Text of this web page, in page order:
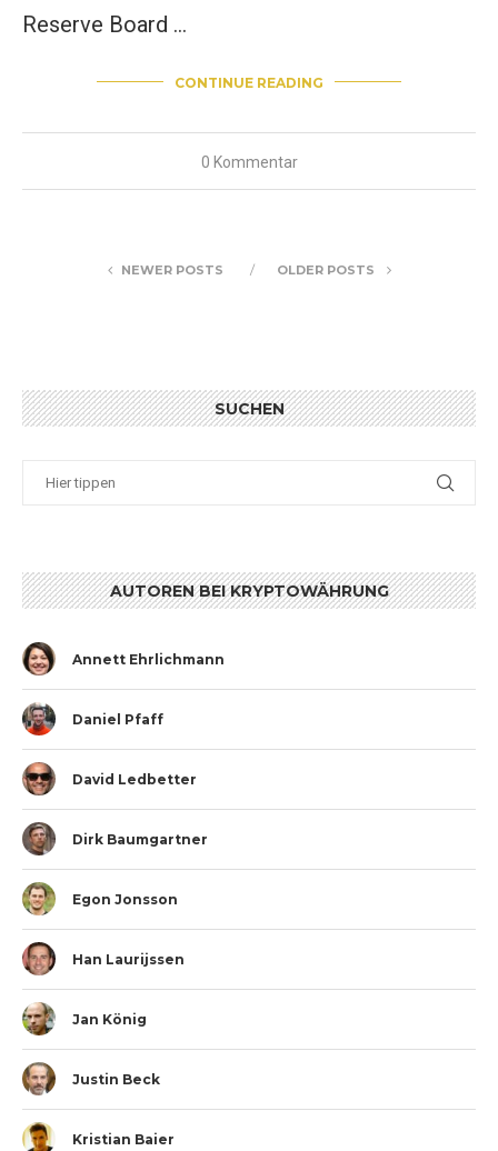
Reserve Board …
CONTINUE READING
0 Kommentar
NEWER POSTS OLDER POSTS
SUCHEN
AUTOREN BEI KRYPTOWÄHRUNG
Annett Ehrlichmann
Daniel Pfaff
David Ledbetter
Dirk Baumgartner
Egon Jonsson
Han Laurijssen
Jan König
Justin Beck
Kristian Baier